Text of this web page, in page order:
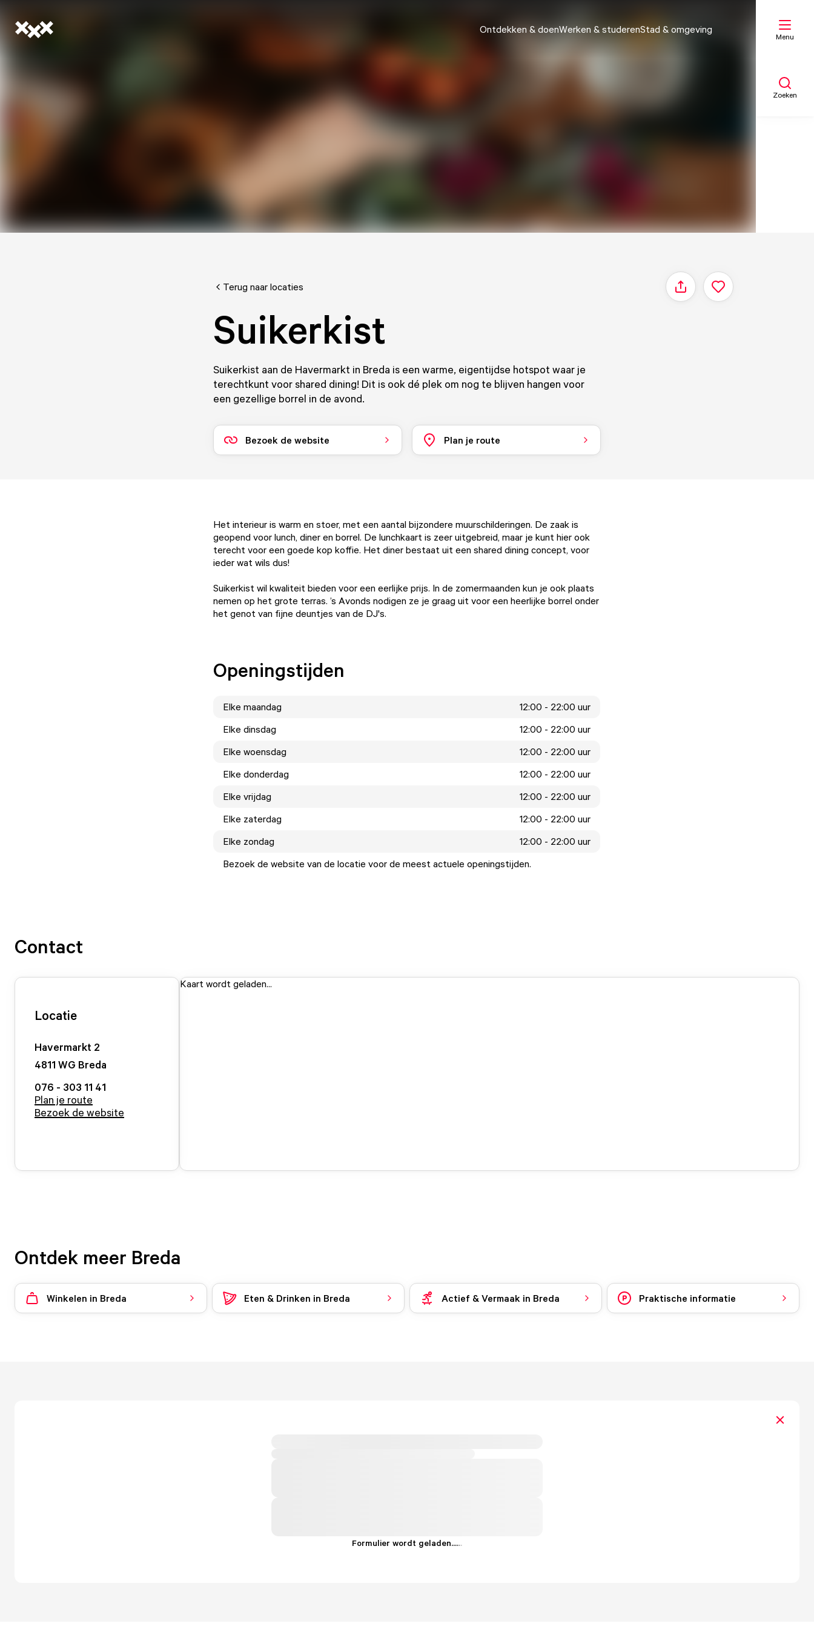
Ontdekken & doenWerken & studerenStad & omgeving
Menu
Zoeken
Terug naar locaties Delen
Suikerkist
Suikerkist aan de Havermarkt in Breda is een warme, eigentijdse hotspot waar je
terechtkunt voor shared dining! Dit is ook dé plek om nog te blijven hangen voor
een gezellige borrel in de avond.
Bezoek de website Plan je route
Het interieur is warm en stoer, met een aantal bijzondere muurschilderingen. De zaak is
geopend voor lunch, diner en borrel. De lunchkaart is zeer uitgebreid, maar je kunt hier ook
terecht voor een goede kop koffie. Het diner bestaat uit een shared dining concept, voor
ieder wat wils dus!
Suikerkist wil kwaliteit bieden voor een eerlijke prijs. In de zomermaanden kun je ook plaats
nemen op het grote terras. ’s Avonds nodigen ze je graag uit voor een heerlijke borrel onder
het genot van fijne deuntjes van de DJ's.
Openingstijden
Elke maandag
12:00 - 22:00 uur
Elke dinsdag
12:00 - 22:00 uur
Elke woensdag
12:00 - 22:00 uur
Elke donderdag
12:00 - 22:00 uur
Elke vrijdag
12:00 - 22:00 uur
Elke zaterdag
12:00 - 22:00 uur
Elke zondag
12:00 - 22:00 uur
Bezoek de website van de locatie voor de meest actuele openingstijden.
Contact
Locatie
Havermarkt 2
4811 WG Breda
076 - 303 11 41
Plan je route
Bezoek de website
Kaart wordt geladen...
Ontdek meer Breda
Winkelen in Breda Eten & Drinken in Breda Actief & Vermaak in Breda Praktische informatie
Formulier wordt geladen......